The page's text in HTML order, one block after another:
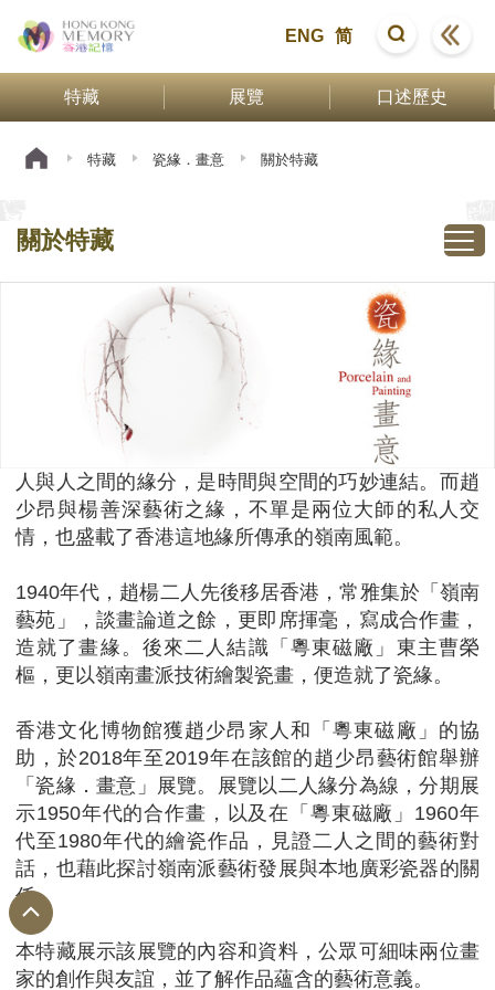
ENG 简
特藏 展覽 口述歷史
特藏 瓷緣．畫意 關於特藏
關於特藏
人與人之間的緣分，是時間與空間的巧妙連結。而趙
少昂與楊善深藝術之緣，不單是兩位大師的私人交
情，也盛載了香港這地緣所傳承的嶺南風範。
1940年代，趙楊二人先後移居香港，常雅集於「嶺南
藝苑」，談畫論道之餘，更即席揮毫，寫成合作畫，
造就了畫緣。後來二人結識「粵東磁廠」東主曹榮
樞，更以嶺南畫派技術繪製瓷畫，便造就了瓷緣。
香港文化博物館獲趙少昂家人和「粵東磁廠」的協
助，於2018年至2019年在該館的趙少昂藝術館舉辦
「瓷緣．畫意」展覽。展覽以二人緣分為線，分期展
示1950年代的合作畫，以及在「粵東磁廠」1960年
代至1980年代的繪瓷作品，見證二人之間的藝術對
話，也藉此探討嶺南派藝術發展與本地廣彩瓷器的關
係。
本特藏展示該展覽的內容和資料，公眾可細味兩位畫
家的創作與友誼，並了解作品蘊含的藝術意義。